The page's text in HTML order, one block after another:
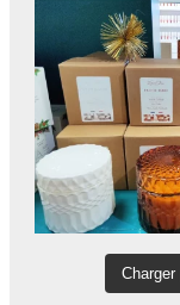
Charger